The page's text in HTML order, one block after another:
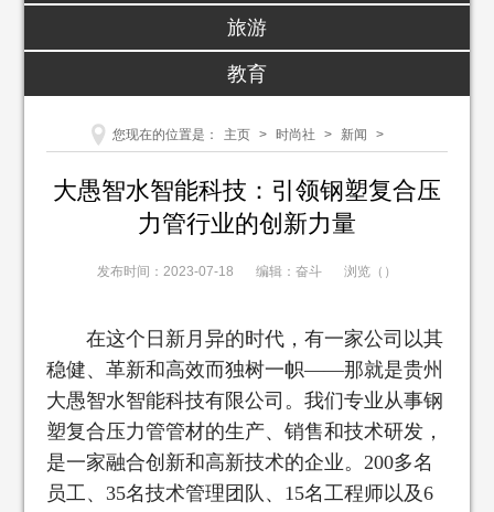
旅游
教育
您现在的位置是： 主页 > 时尚社 > 新闻 >
大愚智水智能科技：引领钢塑复合压
力管行业的创新力量
发布时间：2023-07-18 编辑：奋斗 浏览（ ）
在这个日新月异的时代，有一家公司以其
稳健、革新和高效而独树一帜——那就是贵州
大愚智水智能科技有限公司。我们专业从事钢
塑复合压力管管材的生产、销售和技术研发，
是一家融合创新和高新技术的企业。200多名
员工、35名技术管理团队、15名工程师以及6